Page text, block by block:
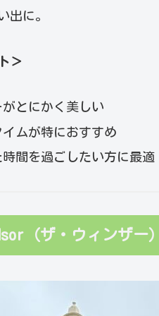
出に。
＞
がとにかく美しい
ムが特におすすめ
間を過ごしたい方に最適
（ザ・ウィンザー